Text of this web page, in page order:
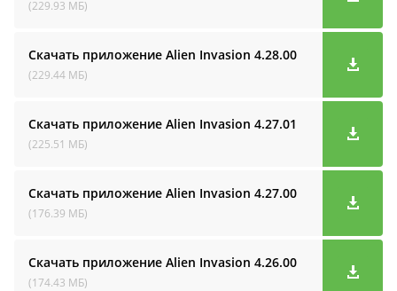
(229.93 МБ)
Скачать приложение Alien Invasion 4.28.00
(229.44 МБ)
Скачать приложение Alien Invasion 4.27.01
(225.51 МБ)
Скачать приложение Alien Invasion 4.27.00
(176.39 МБ)
Скачать приложение Alien Invasion 4.26.00
(174.43 МБ)